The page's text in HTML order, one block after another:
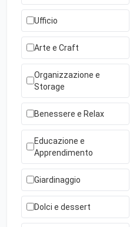
Ufficio
Arte e Craft
Organizzazione e
Storage
Benessere e Relax
Educazione e
Apprendimento
Giardinaggio
Dolci e dessert